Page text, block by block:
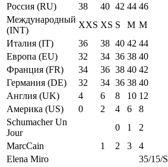
Россия (RU)
38 40 42 44 46
Международный
(INT)
XXS XS S M M
Италия (IT)
36 38 40 42 44
Европа (EU)
32 34 36 38 40
Франция (FR)
34 36 38 40 42
Германия (DE)
32 34 36 38 40
Англия (UK)
4 6 8 10 12
Америка (US)
0 2 4 6 8
Schumacher Un
Jour
0 1 2
MarcCain
1 2 3 4
Elena Miro
35/15/S